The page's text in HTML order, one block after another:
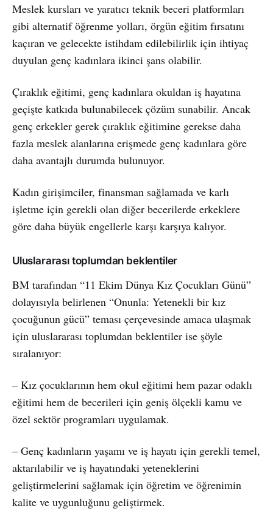
Meslek kursları ve yaratıcı teknik beceri platformları
gibi alternatif öğrenme yolları, örgün eğitim fırsatını
kaçıran ve gelecekte istihdam edilebilirlik için ihtiyaç
duyulan genç kadınlara ikinci şans olabilir.
Çıraklık eğitimi, genç kadınlara okuldan iş hayatına
geçişte katkıda bulunabilecek çözüm sunabilir. Ancak
genç erkekler gerek çıraklık eğitimine gerekse daha
fazla meslek alanlarına erişmede genç kadınlara göre
daha avantajlı durumda bulunuyor.
Kadın girişimciler, finansman sağlamada ve karlı
işletme için gerekli olan diğer becerilerde erkeklere
göre daha büyük engellerle karşı karşıya kalıyor.
Uluslararası toplumdan beklentiler
BM tarafından “11 Ekim Dünya Kız Çocukları Günü”
dolayısıyla belirlenen “Onunla: Yetenekli bir kız
çocuğunun gücü” teması çerçevesinde amaca ulaşmak
için uluslararası toplumdan beklentiler ise şöyle
sıralanıyor:
– Kız çocuklarının hem okul eğitimi hem pazar odaklı
eğitimi hem de becerileri için geniş ölçekli kamu ve
özel sektör programları uygulamak.
– Genç kadınların yaşamı ve iş hayatı için gerekli temel,
aktarılabilir ve iş hayatındaki yeteneklerini
geliştirmelerini sağlamak için öğretim ve öğrenimin
kalite ve uygunluğunu geliştirmek.